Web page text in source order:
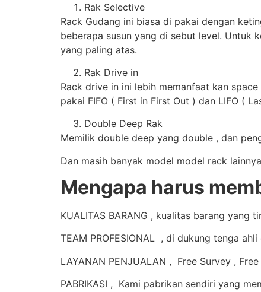
Rak Selective
Rack Gudang ini biasa di pakai dengan
beberapa susun yang di sebut level. Untuk
yang paling atas.
Rak Drive in
Rack drive in ini lebih memanfaat kan
pakai FIFO ( First in First Out ) dan LIFO (
Double Deep Rak
Memilik double deep yang double , dan
Dan masih banyak model model rack
Mengapa harus
KUALITAS BARANG , kualitas barang
TEAM PROFESIONAL , di dukung tenga
LAYANAN PENJUALAN , Free Survey ,
PABRIKASI , Kami pabrikan sendiri yang